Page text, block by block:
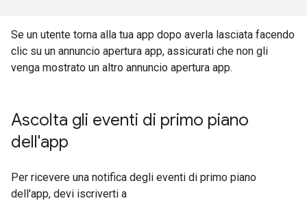
Se un utente torna alla tua app dopo averla lasciata facendo
clic su un annuncio apertura app, assicurati che non gli
venga mostrato un altro annuncio apertura app.
Ascolta gli eventi di primo piano
dell'app
Per ricevere una notifica degli eventi di primo piano
dell'app, devi iscriverti a